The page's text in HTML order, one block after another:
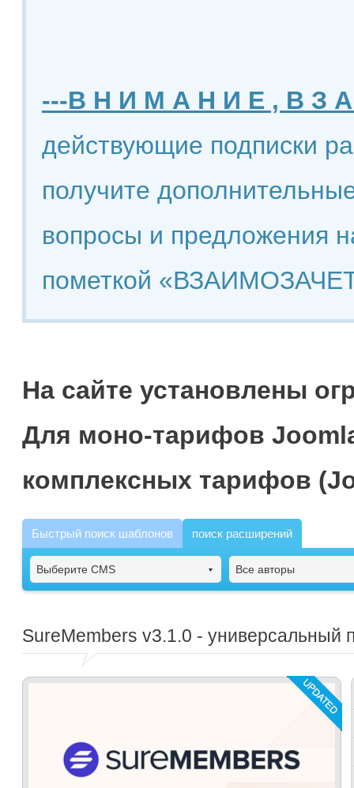
---В Н И М А Н И Е , В З
действующие подписки
получите
вопросы и предложения
пометкой
На сайте установлены
Для моно-тарифов
комплексных тарифов
Быстрый поиск шаблонов поиск расширений
Выберите CMS Все авторы
SureMembers v3.1.0 - универсальный